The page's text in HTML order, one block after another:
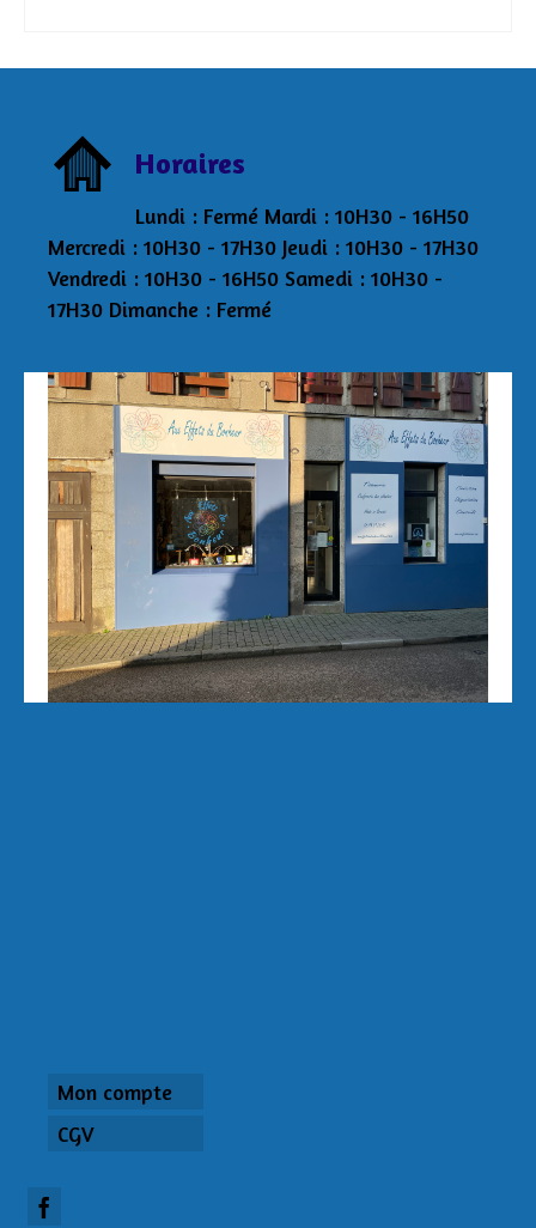
Horaires
Lundi : Fermé Mardi : 10H30 - 16H50
Mercredi : 10H30 - 17H30 Jeudi : 10H30 - 17H30
Vendredi : 10H30 - 16H50 Samedi : 10H30 -
17H30 Dimanche : Fermé
Aux Effets du Bonheur Laetitia Pertriaux 3 rue
de la Tour 29870 Lannilis 06/43/34/20/40
auxeffetsdubonheur@kmel.bzh
Mon compte
CGV